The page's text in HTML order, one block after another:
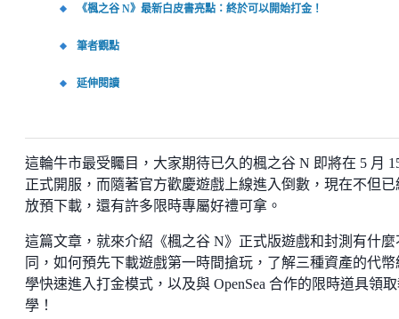
《楓之谷 N》最新白皮書亮點：終於可以開始打金！
筆者觀點
延伸閱讀
這輪牛市最受矚目，大家期待已久的楓之谷 N 即將在 5 月
正式開服，而隨著官方歡慶遊戲上線進入倒數，現在不但已
放預下載，還有許多限時專屬好禮可拿。
這篇文章，就來介紹《楓之谷 N》正式版遊戲和封測有什麼
同，如何預先下載遊戲第一時間搶玩，了解三種資產的代幣
學快速進入打金模式，以及與 OpenSea 合作的限時道具領
學！